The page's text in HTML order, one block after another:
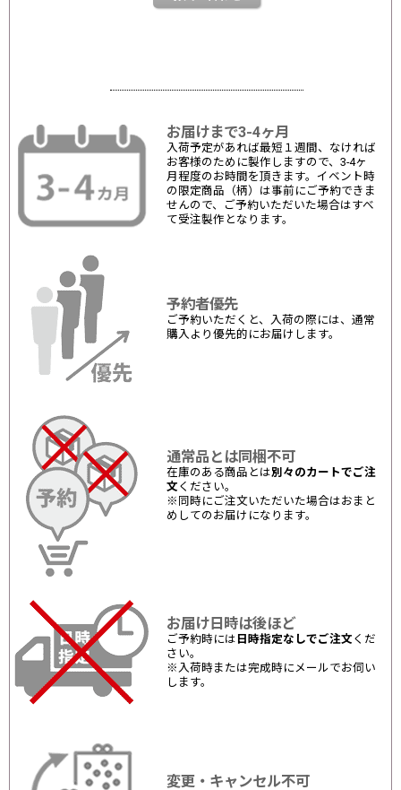
お届けまで3-4ヶ月
入荷予定があれば最短１週間、なければ
お客様のために製作しますので、3-4ヶ
月程度のお時間を頂きます。イベント時
の限定商品（柄）は事前にご予約できま
せんので、ご予約いただいた場合はすべ
て受注製作となります。
予約者優先
ご予約いただくと、入荷の際には、通常
購入より優先的にお届けします。
通常品とは同梱不可
在庫のある商品とは別々のカートでご注
文 ください。
※同時にご注文いただいた場合はおまと
めしてのお届けになります。
お届け日時は後ほど
ご予約時には 日時指定なしでご注文 くだ
さい。
※入荷時または完成時にメールでお伺い
します。
変更・キャンセル不可